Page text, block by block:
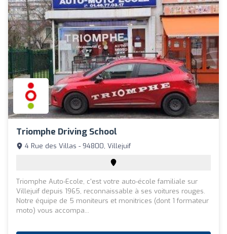
Triomphe Driving School
4 Rue des Villas - 94800, Villejuif
Triomphe Auto-Ecole, c'est votre auto-école familiale sur
Villejuif depuis 1965, reconnaissable à ses voitures rouges.
Notre équipe de 5 moniteurs et monitrices (dont 1 formateur
moto) vous accompa...